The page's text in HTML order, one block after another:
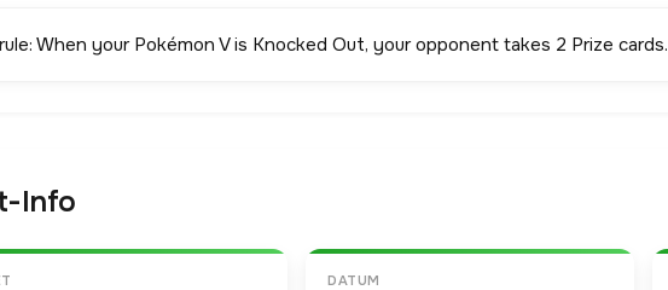
When your Pokémon V is Knocked Out, your opponent takes 2 Prize cards.
Info
DATUM